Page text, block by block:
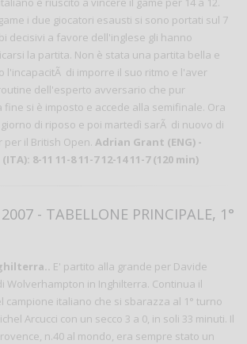
i due giocatori esausti si sono portati sul 7
decisivi a favore dell'inglese gli hanno
la partita. Non è stata una partita bella e
l'incapacitÃ di imporre il suo ritmo e l'aver
dell'esperto avversario che pur
si è imposto e accede alla semifinale. Ora
di riposo e poi martedì sarÃ di nuovo di
il British Open. Adrian Grant (ENG) -
8-11 11-8 11-7 12-14 11-7 (120 min)
- TABELLONE PRINCIPALE, 1°
E' partito alla grande per Davide
Wolverhampton in Inghilterra. Continua il
campione italiano che si sbarazza al 1° turno
Arcucci con un secco 3 a 0, in soli 33 minuti. Il
n.40 al mondo, era sempre stato un